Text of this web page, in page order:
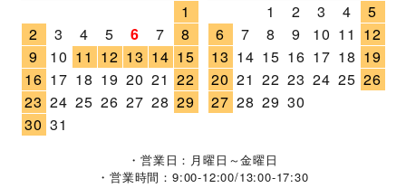
1
2
3 4 5 6 7
8
9
10 11 12 13 14 15
16 17 18 19 20 21 22
23 24 25 26 27 28 29
30 31
1
2 3 4
5
6
7 8 9 10 11 12
13 14 15 16 17 18 19
20 21 22 23 24 25 26
27 28 29 30
・営業日：月曜日～金曜日
・営業時間：9:00-12:00/13:00-17:30